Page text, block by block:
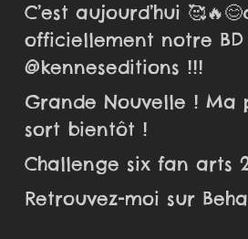
C’est aujourd’hui
officiellement notre BD
@kenneseditions !!!
Grande Nouvelle ! Ma
sort bientôt !
Challenge six fan arts
Retrouvez-moi sur